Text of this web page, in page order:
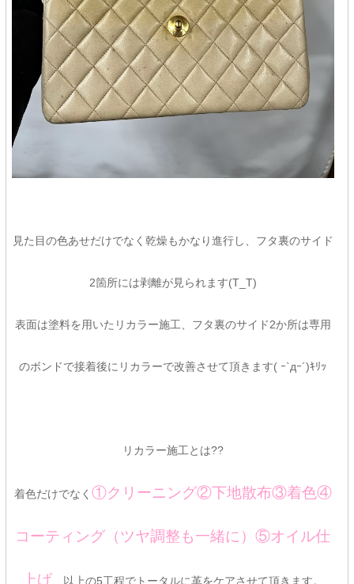
見た目の色あせだけでなく乾燥もかなり進行し、フタ裏のサイド
2箇所には剥離が見られます(T_T)
表面は塗料を用いたリカラー施工、フタ裏のサイド2か所は専用
のボンドで接着後にリカラーで改善させて頂きます( ｰ`дｰ´)ｷﾘｯ
リカラー施工とは??
着色だけでなく ①クリーニング②下地散布③着色④
コーティング（ツヤ調整も一緒に）⑤オイル仕
上げ 、以上の5工程でトータルに革をケアさせて頂きます。